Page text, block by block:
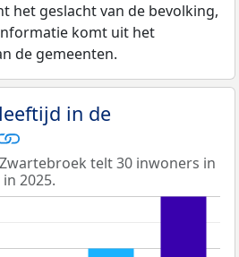
het geslacht van de bevolking,
komt uit het
de gemeenten.
in de
telt 30 inwoners in
2025.